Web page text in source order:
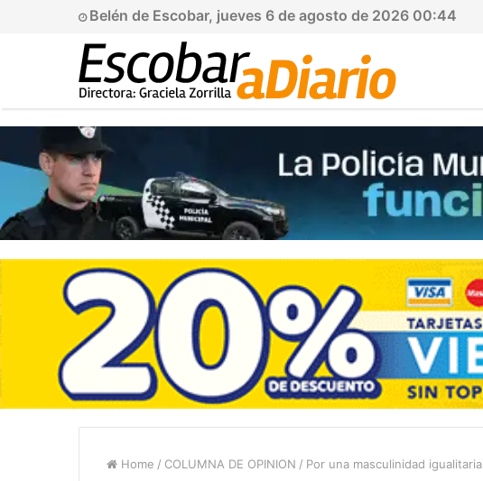
Belén de Escobar, jueves 6 de agosto de 2026 00:44
Home / COLUMNA DE OPINION / Por una masculinidad igualitaria